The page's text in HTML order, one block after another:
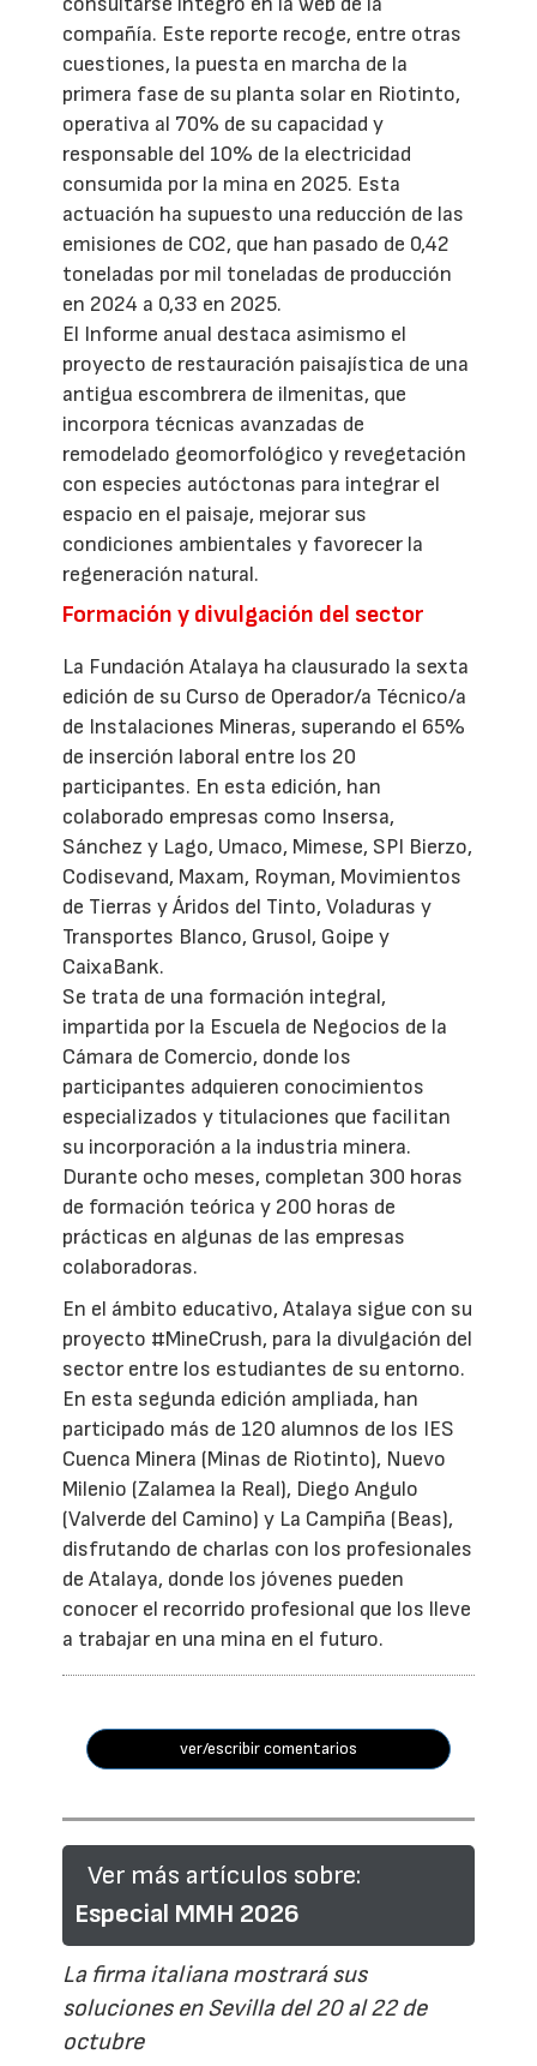
compañía. Este reporte recoge, entre otras
cuestiones, la puesta en marcha de la
primera fase de su planta solar en Riotinto,
operativa al 70% de su capacidad y
responsable del 10% de la electricidad
consumida por la mina en 2025. Esta
actuación ha supuesto una reducción de las
emisiones de CO2, que han pasado de 0,42
toneladas por mil toneladas de producción
en 2024 a 0,33 en 2025.
El Informe anual destaca asimismo el
proyecto de restauración paisajística de una
antigua escombrera de ilmenitas, que
incorpora técnicas avanzadas de
remodelado geomorfológico y revegetación
con especies autóctonas para integrar el
espacio en el paisaje, mejorar sus
condiciones ambientales y favorecer la
regeneración natural.
Formación y divulgación del sector
La Fundación Atalaya ha clausurado la sexta
edición de su Curso de Operador/a Técnico/a
de Instalaciones Mineras, superando el 65%
de inserción laboral entre los 20
participantes. En esta edición, han
colaborado empresas como Insersa,
Sánchez y Lago, Umaco, Mimese, SPI Bierzo,
Codisevand, Maxam, Royman, Movimientos
de Tierras y Áridos del Tinto, Voladuras y
Transportes Blanco, Grusol, Goipe y
CaixaBank.
Se trata de una formación integral,
impartida por la Escuela de Negocios de la
Cámara de Comercio, donde los
participantes adquieren conocimientos
especializados y titulaciones que facilitan
su incorporación a la industria minera.
Durante ocho meses, completan 300 horas
de formación teórica y 200 horas de
prácticas en algunas de las empresas
colaboradoras.
En el ámbito educativo, Atalaya sigue con su
proyecto #MineCrush, para la divulgación del
sector entre los estudiantes de su entorno.
En esta segunda edición ampliada, han
participado más de 120 alumnos de los IES
Cuenca Minera (Minas de Riotinto), Nuevo
Milenio (Zalamea la Real), Diego Angulo
(Valverde del Camino) y La Campiña (Beas),
disfrutando de charlas con los profesionales
de Atalaya, donde los jóvenes pueden
conocer el recorrido profesional que los lleve
a trabajar en una mina en el futuro.
ver/escribir comentarios
Ver más artículos sobre:
Especial MMH 2026
La firma italiana mostrará sus
soluciones en Sevilla del 20 al 22 de
octubre